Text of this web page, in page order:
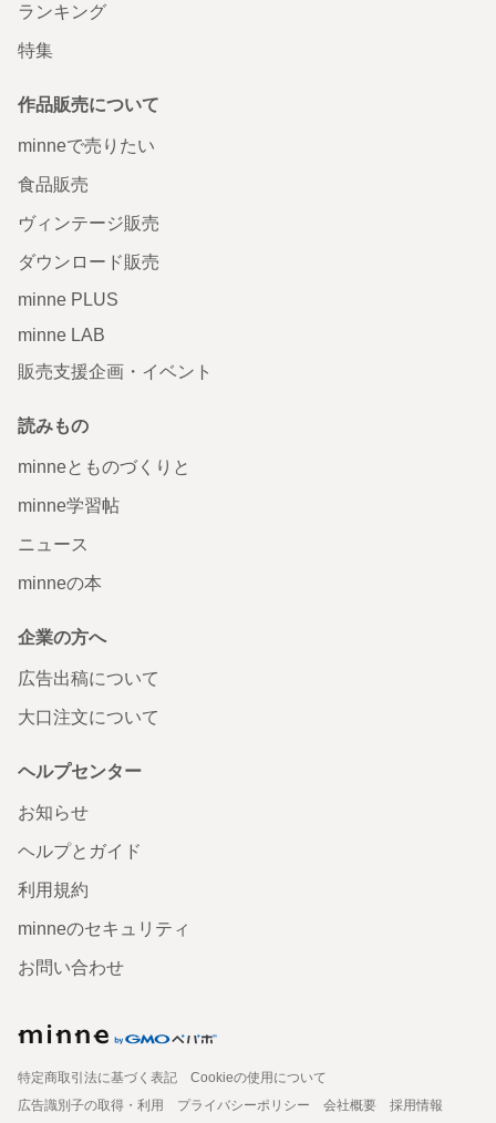
ランキング
特集
作品販売について
minneで売りたい
食品販売
ヴィンテージ販売
ダウンロード販売
minne PLUS
minne LAB
販売支援企画・イベント
読みもの
minneとものづくりと
minne学習帖
ニュース
minneの本
企業の方へ
広告出稿について
大口注文について
ヘルプセンター
お知らせ
ヘルプとガイド
利用規約
minneのセキュリティ
お問い合わせ
特定商取引法に基づく表記
Cookieの使用について
広告識別子の取得・利用
プライバシーポリシー 会社概要
採用情報